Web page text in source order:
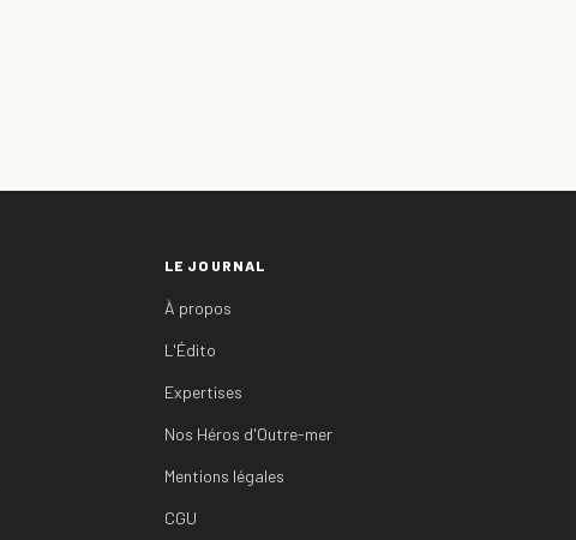
LE JOURNAL
À propos
L'Édito
Expertises
Nos Héros d'Outre-mer
Mentions légales
CGU